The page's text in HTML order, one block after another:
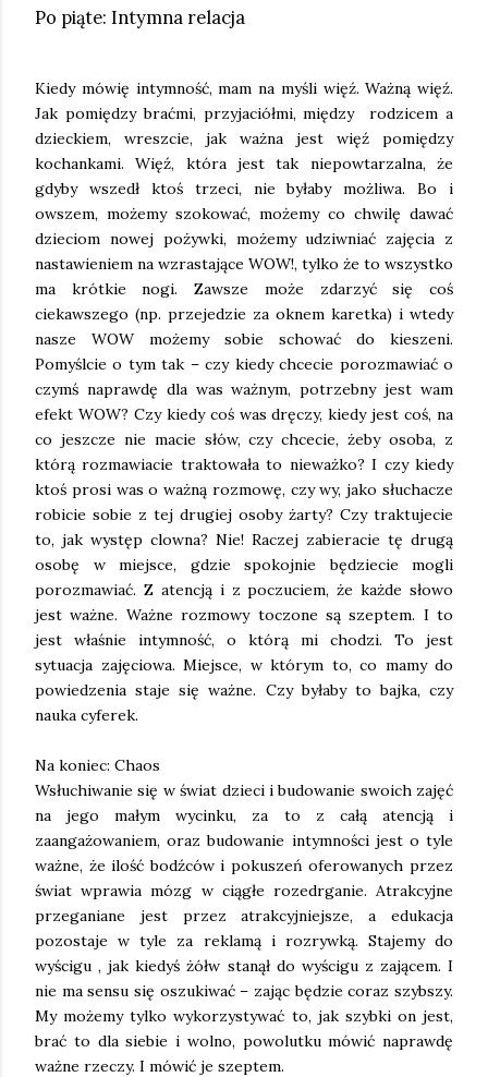
Po piąte: Intymna relacja
Kiedy mówię intymność, mam na myśli więź. Ważną więź.
Jak pomiędzy braćmi, przyjaciółmi, między rodzicem a
dzieckiem, wreszcie, jak ważna jest więź pomiędzy
kochankami. Więź, która jest tak niepowtarzalna, że
gdyby wszedł ktoś trzeci, nie byłaby możliwa. Bo i
owszem, możemy szokować, możemy co chwilę dawać
dzieciom nowej pożywki, możemy udziwniać zajęcia z
nastawieniem na wzrastające WOW!, tylko że to wszystko
ma krótkie nogi. Zawsze może zdarzyć się coś
ciekawszego (np. przejedzie za oknem karetka) i wtedy
nasze WOW możemy sobie schować do kieszeni.
Pomyślcie o tym tak – czy kiedy chcecie porozmawiać o
czymś naprawdę dla was ważnym, potrzebny jest wam
efekt WOW? Czy kiedy coś was dręczy, kiedy jest coś, na
co jeszcze nie macie słów, czy chcecie, żeby osoba, z
którą rozmawiacie traktowała to nieważko? I czy kiedy
ktoś prosi was o ważną rozmowę, czy wy, jako słuchacze
robicie sobie z tej drugiej osoby żarty? Czy traktujecie
to, jak występ clowna? Nie! Raczej zabieracie tę drugą
osobę w miejsce, gdzie spokojnie będziecie mogli
porozmawiać. Z atencją i z poczuciem, że każde słowo
jest ważne. Ważne rozmowy toczone są szeptem. I to
jest właśnie intymność, o którą mi chodzi. To jest
sytuacja zajęciowa. Miejsce, w którym to, co mamy do
powiedzenia staje się ważne. Czy byłaby to bajka, czy
nauka cyferek.
Na koniec: Chaos
Wsłuchiwanie się w świat dzieci i budowanie swoich zajęć
na jego małym wycinku, za to z całą atencją i
zaangażowaniem, oraz budowanie intymności jest o tyle
ważne, że ilość bodźców i pokuszeń oferowanych przez
świat wprawia mózg w ciągłe rozedrganie. Atrakcyjne
przeganiane jest przez atrakcyjniejsze, a edukacja
pozostaje w tyle za reklamą i rozrywką. Stajemy do
wyścigu , jak kiedyś żółw stanął do wyścigu z zającem. I
nie ma sensu się oszukiwać – zając będzie coraz szybszy.
My możemy tylko wykorzystywać to, jak szybki on jest,
brać to dla siebie i wolno, powolutku mówić naprawdę
ważne rzeczy. I mówić je szeptem.